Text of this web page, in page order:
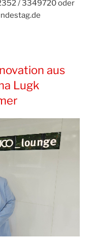
/ 3349720 oder
aus
Lugk